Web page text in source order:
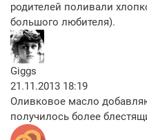
родителей поливали
большого любителя).
Giggs
21.11.2013 18:19
Оливковое масло
получилось более